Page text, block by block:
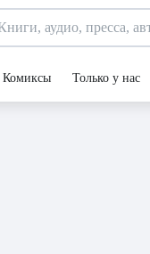
Комиксы Только у нас